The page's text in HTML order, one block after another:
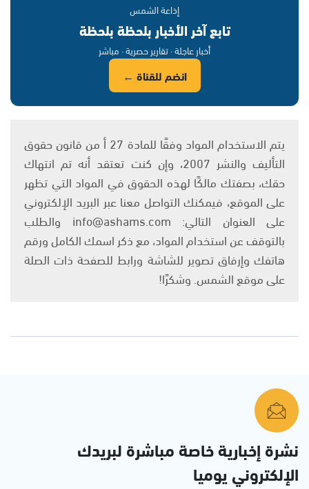
إذاعة الشمس
تابع آخر الأخبار بلحظة بلحظة
أخبار عاجلة · تقارير حصرية · مباشر
انضم للقناة ←
يتم الاستخدام المواد وفقًا للمادة 27 أ من قانون حقوق
التأليف والنشر 2007، وإن كنت تعتقد أنه تم انتهاك
حقك، بصفتك مالكًا لهذه الحقوق في المواد التي تظهر
على الموقع، فيمكنك التواصل معنا عبر البريد الإلكتروني
على العنوان التالي: info@ashams.com والطلب
بالتوقف عن استخدام المواد، مع ذكر اسمك الكامل ورقم
هاتفك وإرفاق تصوير للشاشة ورابط للصفحة ذات الصلة
على موقع الشمس. وشكرًا!
نشرة إخبارية خاصة مباشرة لبريدك
الإلكتروني يوميا